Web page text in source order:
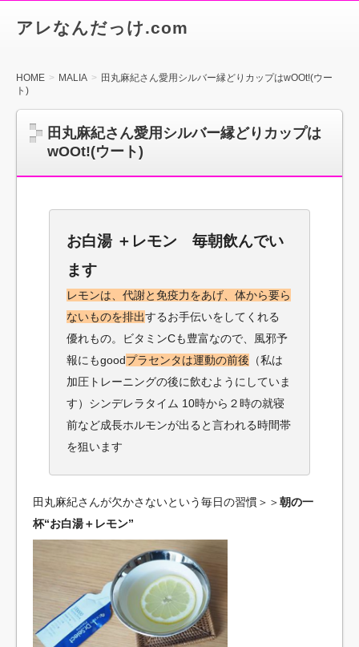
アレなんだっけ.com
HOME MALIA
田丸麻紀さん愛用シルバー縁どりカップはwOOt!(ウー
ト)
田丸麻紀さん愛用シルバー縁どりカップは
wOOt!(ウート)
お白湯 ＋レモン 毎朝飲んでい
ます
レモンは、代謝と免疫力をあげ、体から要ら
ないものを排出するお手伝いをしてくれる
優れもの。ビタミンCも豊富なので、風邪予
報にもgoodプラセンタは運動の前後 （私は
加圧トレーニングの後に飲むようにしていま
す）シンデレラタイム 10時から２時の就寝
前など成長ホルモンが出ると言われる時間帯
を狙います
田丸麻紀さんが欠かさないという毎日の習慣＞＞朝の一
杯“お白湯＋レモン”